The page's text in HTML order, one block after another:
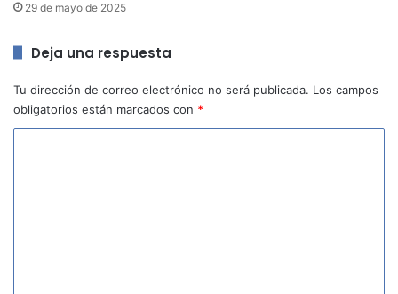
29 de mayo de 2025
Deja una respuesta
Tu dirección de correo electrónico no será publicada. Los campos
obligatorios están marcados con *